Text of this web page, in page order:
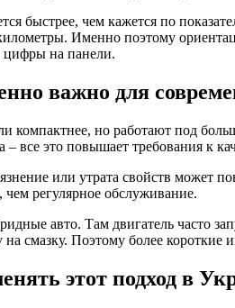
быстрее, чем кажется по
Именно поэтому
цифры на панели.
важно для
компактнее, но работают под
все это повышает требования к
или утрата свойств может
чем регулярное обслуживание.
авто. Там двигатель часто
смазку. Поэтому более короткие
этот подход в